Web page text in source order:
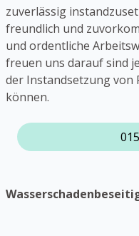
zuverlässig
freundlich und
und ordentliche
freuen uns darauf sind
der Instandsetzung von
können.